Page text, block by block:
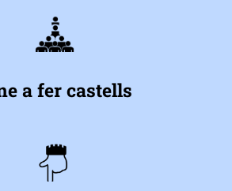
a fer castells